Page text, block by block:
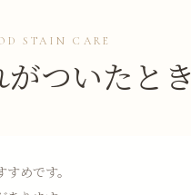
STAIN CARE
ついたとき
めです。